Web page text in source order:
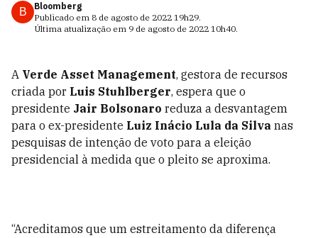
B
Bloomberg
Publicado em 8 de agosto de 2022 19h29.
Última atualização em 9 de agosto de 2022 10h40.
A Verde Asset Management, gestora de recursos
criada por Luis Stuhlberger, espera que o
presidente Jair Bolsonaro reduza a desvantagem
para o ex-presidente Luiz Inácio Lula da Silva nas
pesquisas de intenção de voto para a eleição
presidencial à medida que o pleito se aproxima.
“Acreditamos que um estreitamento da diferença